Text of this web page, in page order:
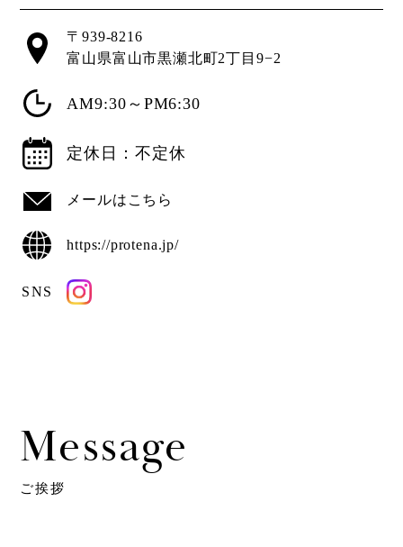
〒939-8216
富山県富山市黒瀬北町2丁目9−2
AM9:30～PM6:30
定休日：不定休
メールはこちら
https://protena.jp/
SNS
Message
ご挨拶